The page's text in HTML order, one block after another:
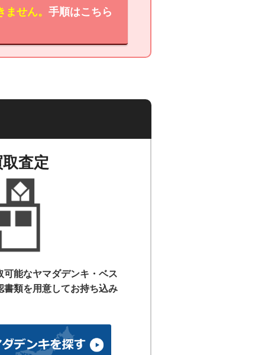
せん。 手順はこちら
査定
能なヤマダデンキ・ベス
書類を用意してお持ち込み